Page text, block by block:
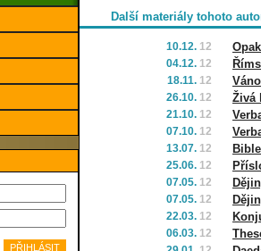
Další materiály tohoto
10.12. 12
04.12. 12
18.11. 12
26.10. 12 Živá
21.10. 12
07.10. 12
13.07. 12
25.06. 12
07.05. 12
07.05. 12
22.03. 12
06.03. 12